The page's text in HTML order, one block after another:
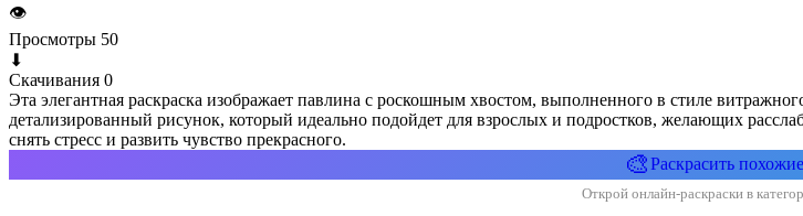
👁
Просмотры 50
⬇
Скачивания 0
Эта элегантная раскраска изображает павлина с роскошным хвостом, выполненного в стиле
детализированный рисунок, который идеально подойдет для взрослых и подростков, желающих
снять стресс и развить чувство прекрасного.
🎨Раскрасить
Открой онлайн-раскраски в